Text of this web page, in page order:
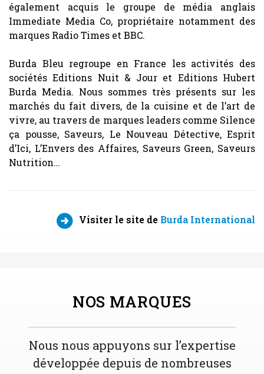
également acquis le groupe de média anglais
Immediate Media Co, propriétaire notamment des
marques Radio Times et BBC.
Burda Bleu regroupe en France les activités des
sociétés Editions Nuit & Jour et Editions Hubert
Burda Media. Nous sommes très présents sur les
marchés du fait divers, de la cuisine et de l’art de
vivre, au travers de marques leaders comme Silence
ça pousse, Saveurs, Le Nouveau Détective, Esprit
d’Ici, L’Envers des Affaires, Saveurs Green, Saveurs
Nutrition…
Visiter le site de Burda International
NOS MARQUES
Nous nous appuyons sur l’expertise
développée depuis de nombreuses